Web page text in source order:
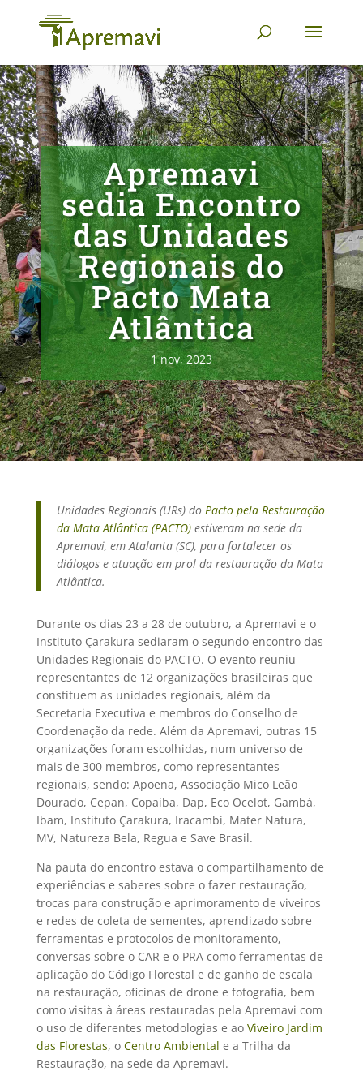
Apremavi
sedia Encontro
das Unidades
Regionais do
Pacto Mata
Atlântica
1 nov, 2023
Unidades Regionais (URs) do Pacto pela Restauração
da Mata Atlântica (PACTO)estiveram na sede da
Apremavi, em Atalanta (SC), para fortalecer os
diálogos e atuação em prol da restauração da Mata
Atlântica.
Durante os dias 23 a 28 de outubro, a Apremavi e o
Instituto Çarakura sediaram o segundo encontro das
Unidades Regionais do PACTO. O evento reuniu
representantes de 12 organizações brasileiras que
constituem as unidades regionais, além da
Secretaria Executiva e membros do Conselho de
Coordenação da rede. Além da Apremavi, outras 15
organizações foram escolhidas, num universo de
mais de 300 membros, como representantes
regionais, sendo: Apoena, Associação Mico Leão
Dourado, Cepan, Copaíba, Dap, Eco Ocelot, Gambá,
Ibam, Instituto Çarakura, Iracambi, Mater Natura,
MV, Natureza Bela, Regua e Save Brasil.
Na pauta do encontro estava o compartilhamento de
experiências e saberes sobre o fazer restauração,
trocas para construção e aprimoramento de viveiros
e redes de coleta de sementes, aprendizado sobre
ferramentas e protocolos de monitoramento,
conversas sobre o CAR e o PRA como ferramentas de
aplicação do Código Florestal e de ganho de escala
na restauração, oficinas de drone e fotografia, bem
como visitas à áreas restauradas pela Apremavi com
o uso de diferentes metodologias e ao Viveiro Jardim
das Florestas, o Centro Ambiental e a Trilha da
Restauração, na sede da Apremavi.